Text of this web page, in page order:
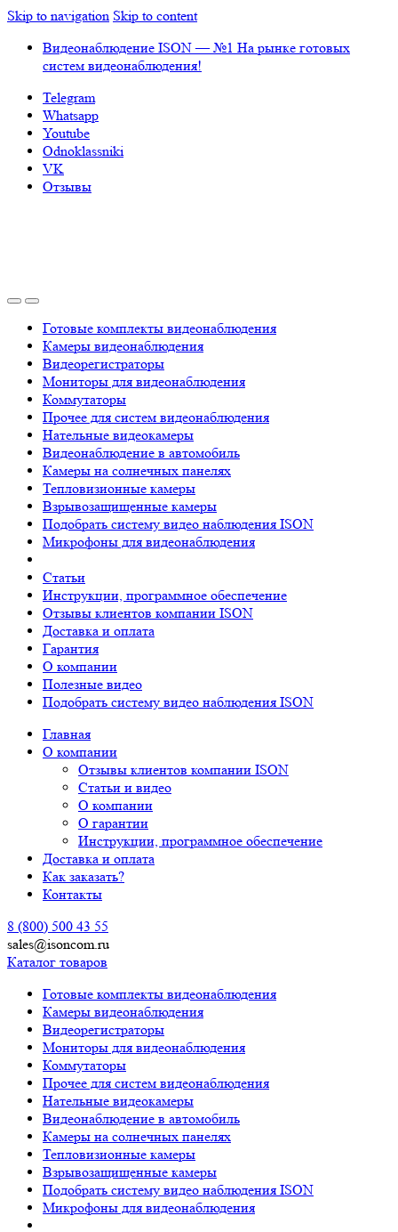
Skip to navigation Skip to content
Видеонаблюдение ISON — №1 На рынке готовых
систем видеонаблюдения!
Telegram
Whatsapp
Youtube
Odnoklassniki
VK
Отзывы
Готовые комплекты видеонаблюдения
Камеры видеонаблюдения
Видеорегистраторы
Мониторы для видеонаблюдения
Коммутаторы
Прочее для систем видеонаблюдения
Нательные видеокамеры
Видеонаблюдение в автомобиль
Камеры на солнечных панелях
Тепловизионные камеры
Взрывозащищенные камеры
Подобрать систему видео наблюдения ISON
Микрофоны для видеонаблюдения
Статьи
Инструкции, программное обеспечение
Отзывы клиентов компании ISON
Доставка и оплата
Гарантия
О компании
Полезные видео
Подобрать систему видео наблюдения ISON
Главная
О компании
Отзывы клиентов компании ISON
Статьи и видео
О компании
О гарантии
Инструкции, программное обеспечение
Доставка и оплата
Как заказать?
Контакты
8 (800) 500 43 55
sales@isoncom.ru
Каталог товаров
Готовые комплекты видеонаблюдения
Камеры видеонаблюдения
Видеорегистраторы
Мониторы для видеонаблюдения
Коммутаторы
Прочее для систем видеонаблюдения
Нательные видеокамеры
Видеонаблюдение в автомобиль
Камеры на солнечных панелях
Тепловизионные камеры
Взрывозащищенные камеры
Подобрать систему видео наблюдения ISON
Микрофоны для видеонаблюдения